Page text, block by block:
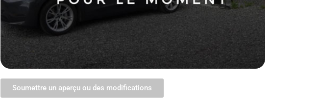
Soumettre un aperçu ou des modifications